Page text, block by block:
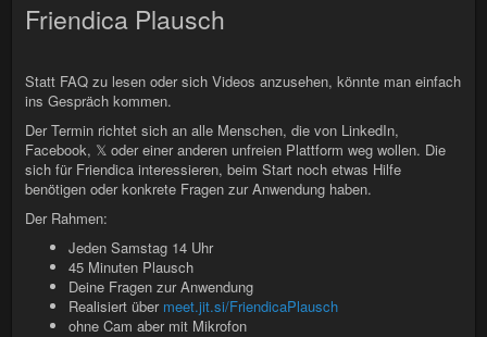
Friendica Plausch
Statt FAQ zu lesen oder sich Videos anzusehen, könnte man einfach
ins Gespräch kommen.
Der Termin richtet sich an alle Menschen, die von LinkedIn,
Facebook, 𝕏 oder einer anderen unfreien Plattform weg wollen. Die
sich für Friendica interessieren, beim Start noch etwas Hilfe
benötigen oder konkrete Fragen zur Anwendung haben.
Der Rahmen:
Jeden Samstag 14 Uhr
45 Minuten Plausch
Deine Fragen zur Anwendung
Realisiert über meet.jit.si/FriendicaPlausch
ohne Cam aber mit Mikrofon